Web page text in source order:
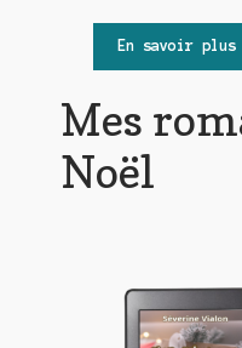
En savoir plus
Mes
Noël